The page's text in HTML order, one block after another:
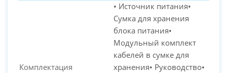
Комплектация
• Источник питания•
Сумка для хранения
блока питания•
Модульный комплект
кабелей в сумке для
хранения• Руководство•